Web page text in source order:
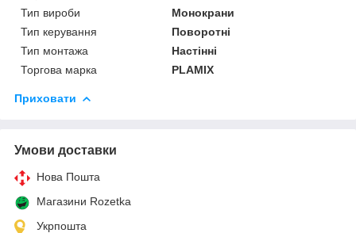
Тип вироби
Монокрани
Тип керування
Поворотні
Тип монтажа
Настінні
Торгова марка
PLAMIX
Приховати
Умови доставки
Нова Пошта
Магазини Rozetka
Укрпошта